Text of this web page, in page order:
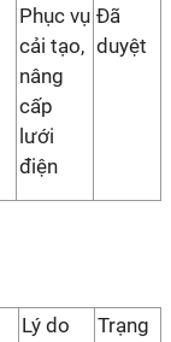
Phục vụ
cải tạo,
nâng
cấp
lưới
điện
Đã
duyệt
Lý do
Trạng